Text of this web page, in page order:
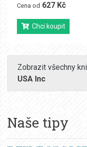
Cena od 627 Kč
Chci koupit
Zobrazit všechny
USA Inc
Naše tipy